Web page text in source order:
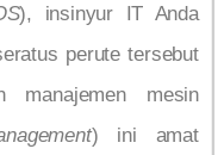
), insinyur IT Anda
perute tersebut
manajemen mesin
) ini amat